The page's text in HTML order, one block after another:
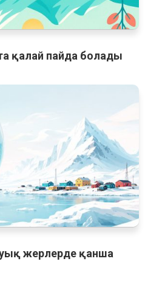
қалай пайда болады
жерлерде қанша